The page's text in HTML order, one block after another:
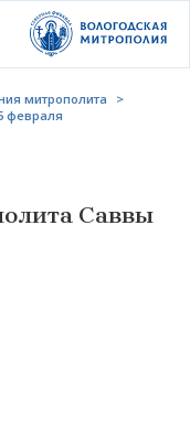
митрополита
>
февраля
Саввы